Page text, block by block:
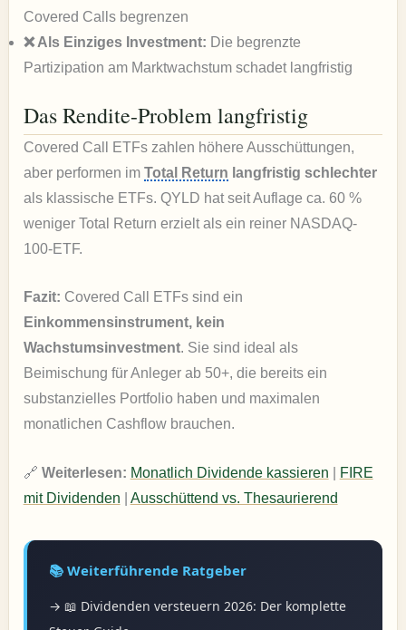
Covered Calls begrenzen
❌ Als Einziges Investment: Die begrenzte
Partizipation am Marktwachstum schadet langfristig
Das Rendite-Problem langfristig
Covered Call ETFs zahlen höhere Ausschüttungen,
aber performen im Total Return langfristig schlechter
als klassische ETFs. QYLD hat seit Auflage ca. 60 %
weniger Total Return erzielt als ein reiner NASDAQ-
100-ETF.
Fazit: Covered Call ETFs sind ein
Einkommensinstrument, kein
Wachstumsinvestment. Sie sind ideal als
Beimischung für Anleger ab 50+, die bereits ein
substanzielles Portfolio haben und maximalen
monatlichen Cashflow brauchen.
🔗 Weiterlesen: Monatlich Dividende kassieren
FIRE
mit Dividenden
Ausschüttend vs. Thesaurierend
📚 Weiterführende Ratgeber
→ 📖 Dividenden versteuern 2026: Der komplette